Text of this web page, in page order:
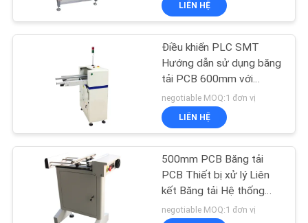
LIÊN
HỆ
YÊU
CẦU
Máy khử trùng PCB
Bộ đếm linh kiện
điện tử
11
LIÊN HỆ
Điều khiển PLC SMT
Hướng dẫn sử dụng băng
tải PCB 600mm với
đường ray cố định phía
trước
negotiable MOQ:1 đơn vị
LIÊN HỆ
500mm PCB Băng tải
PCB Thiết bị xử lý Liên
kết Băng tải Hệ thống
điều khiển PLC
negotiable MOQ:1 đơn vị